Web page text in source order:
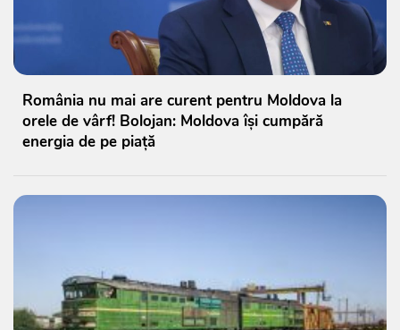
România nu mai are curent pentru Moldova la
orele de vârf! Bolojan: Moldova își cumpără
energia de pe piață